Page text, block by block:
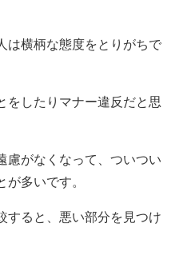
は横柄な態度をとりがちで
をしたりマナー違反だと思
慮がなくなって、ついつい
多いです。
すると、悪い部分を見つけ